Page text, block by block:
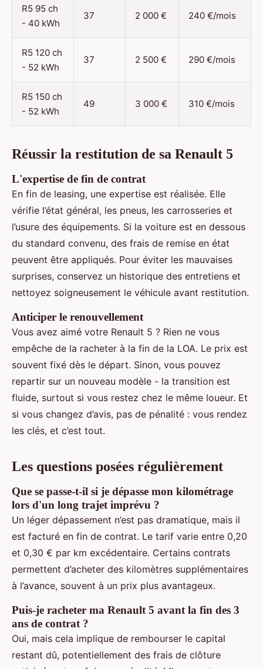
R5 95 ch
- 40 kWh
37 2 000 € 240 €/mois
R5 120 ch
- 52 kWh
37 2 500 € 290 €/mois
R5 150 ch
- 52 kWh
49 3 000 € 310 €/mois
Réussir la restitution de sa Renault 5
L'expertise de fin de contrat
En fin de leasing, une expertise est réalisée. Elle
vérifie l’état général, les pneus, les carrosseries et
l’usure des équipements. Si la voiture est en dessous
du standard convenu, des frais de remise en état
peuvent être appliqués. Pour éviter les mauvaises
surprises, conservez un historique des entretiens et
nettoyez soigneusement le véhicule avant restitution.
Anticiper le renouvellement
Vous avez aimé votre Renault 5 ? Rien ne vous
empêche de la racheter à la fin de la LOA. Le prix est
souvent fixé dès le départ. Sinon, vous pouvez
repartir sur un nouveau modèle - la transition est
fluide, surtout si vous restez chez le même loueur. Et
si vous changez d’avis, pas de pénalité : vous rendez
les clés, et c’est tout.
Les questions posées régulièrement
Que se passe-t-il si je dépasse mon kilométrage
lors d'un long trajet imprévu ?
Un léger dépassement n’est pas dramatique, mais il
est facturé en fin de contrat. Le tarif varie entre 0,20
et 0,30 € par km excédentaire. Certains contrats
permettent d’acheter des kilomètres supplémentaires
à l’avance, souvent à un prix plus avantageux.
Puis-je racheter ma Renault 5 avant la fin des 3
ans de contrat ?
Oui, mais cela implique de rembourser le capital
restant dû, potentiellement des frais de clôture